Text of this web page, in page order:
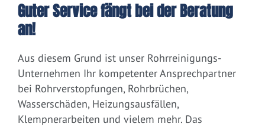
Guter Service fängt bei der Beratung
an!
Aus diesem Grund ist unser Rohrreinigungs-
Unternehmen Ihr kompetenter Ansprechpartner
bei Rohrverstopfungen, Rohrbrüchen,
Wasserschäden, Heizungsausfällen,
Klempnerarbeiten und vielem mehr. Das